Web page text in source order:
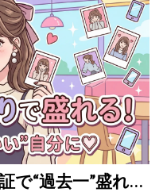
チェキ・自撮り・免許証で“過去一”盛れる！写真映えに特化したヘアセットのコツ